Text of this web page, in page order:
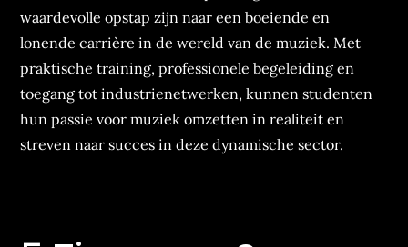
waardevolle opstap zijn naar een boeiende en
lonende carrière in de wereld van de muziek. Met
praktische training, professionele begeleiding en
toegang tot industrienetwerken, kunnen studenten
hun passie voor muziek omzetten in realiteit en
streven naar succes in deze dynamische sector.